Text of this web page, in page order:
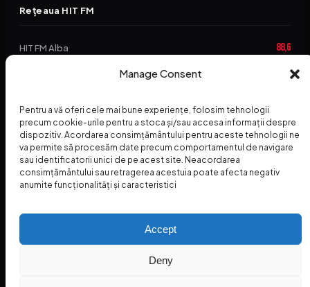
Manage Consent
Pentru a vă oferi cele mai bune experiențe, folosim tehnologii
precum cookie-urile pentru a stoca și/sau accesa informații despre
dispozitiv. Acordarea consimțământului pentru aceste tehnologii ne
va permite să procesăm date precum comportamentul de navigare
sau identificatorii unici de pe acest site. Neacordarea
consimțământului sau retragerea acestuia poate afecta negativ
anumite funcționalități și caracteristici
Accept
Deny
Rețeaua HIT FM
HIT FM Alba 88,6
94,2
HIT FM Abrud 94,3
HIT FM Horezu 95,1
HIT FM Nehoiu 88,2
© 2026 Radio Hit FM — SC HITFM GROUP SRL